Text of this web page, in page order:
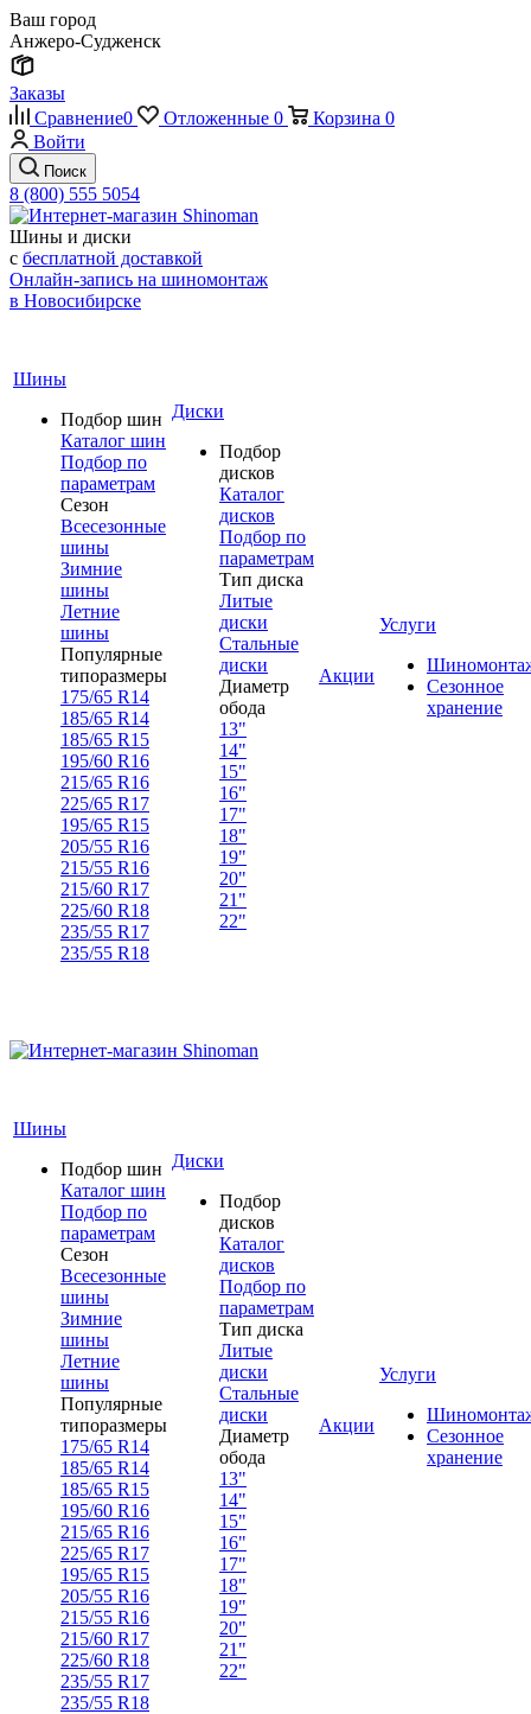
Ваш город
Анжеро-Судженск
Заказы
Сравнение0 Отложенные 0 Корзина 0
Войти
Поиск
8 (800) 555 5054
Шины и диски
с бесплатной доставкой
Онлайн-запись на шиномонтаж
в Новосибирске
Шины
Подбор шин
Каталог шин
Подбор по
параметрам
Сезон
Всесезонные
шины
Зимние
шины
Летние
шины
Популярные
типоразмеры
175/65 R14
185/65 R14
185/65 R15
195/60 R16
215/65 R16
225/65 R17
195/65 R15
205/55 R16
215/55 R16
215/60 R17
225/60 R18
235/55 R17
235/55 R18
Диски
Подбор
дисков
Каталог
дисков
Подбор по
параметрам
Тип диска
Литые
диски
Стальные
диски
Диаметр
обода
13"
14"
15"
16"
17"
18"
19"
20"
21"
22"
Акции
Услуги
Сезонное
хранение
Шины
Подбор шин
Каталог шин
Подбор по
параметрам
Сезон
Всесезонные
шины
Зимние
шины
Летние
шины
Популярные
типоразмеры
175/65 R14
185/65 R14
185/65 R15
195/60 R16
215/65 R16
225/65 R17
195/65 R15
205/55 R16
215/55 R16
215/60 R17
225/60 R18
235/55 R17
235/55 R18
Диски
Подбор
дисков
Каталог
дисков
Подбор по
параметрам
Тип диска
Литые
диски
Стальные
диски
Диаметр
обода
13"
14"
15"
16"
17"
18"
19"
20"
21"
22"
Акции
Услуги
Сезонное
хранение